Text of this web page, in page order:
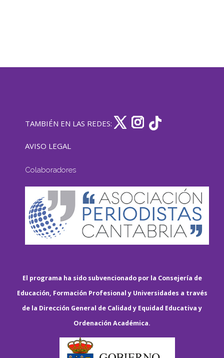
TAMBIÉN EN LAS REDES:
AVISO LEGAL
Colaboradores
El programa ha sido subvencionado por la Consejería de
Educación, Formación Profesional y Universidades a través
de la Dirección General de Calidad y Equidad Educativa y
Ordenación Académica.